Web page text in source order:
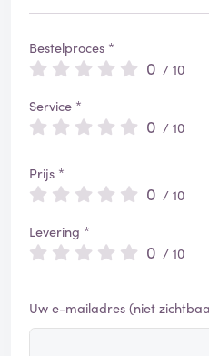
Bestelproces *
0 / 10
Service *
0 / 10
Prijs *
0 / 10
Levering *
0 / 10
Uw e-mailadres (niet